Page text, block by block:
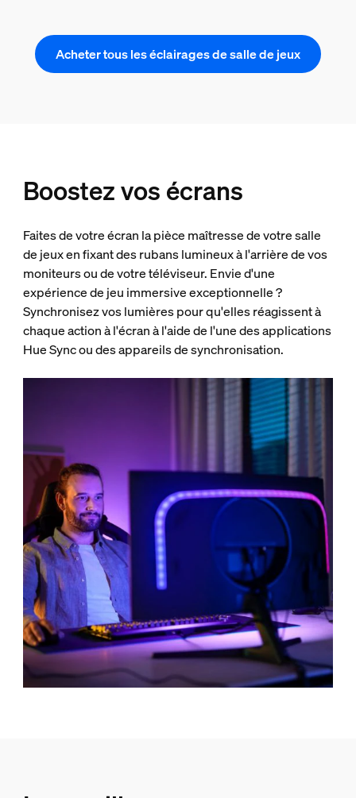
Acheter tous les éclairages de salle de jeux
Boostez vos écrans
Faites de votre écran la pièce maîtresse de votre salle
de jeux en fixant des rubans lumineux à l'arrière de vos
moniteurs ou de votre téléviseur. Envie d'une
expérience de jeu immersive exceptionnelle ?
Synchronisez vos lumières pour qu'elles réagissent à
chaque action à l'écran à l'aide de l'une des applications
Hue Sync ou des appareils de synchronisation.